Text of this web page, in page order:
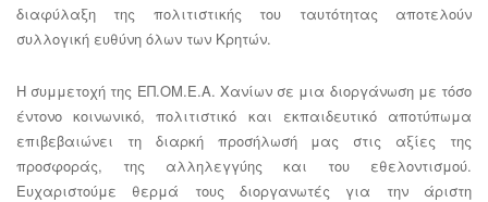
διαφύλαξη της πολιτιστικής του ταυτότητας αποτελούν
συλλογική ευθύνη όλων των Κρητών.
Η συμμετοχή της ΕΠ.ΟΜ.Ε.Α. Χανίων σε μια διοργάνωση με τόσο
έντονο κοινωνικό, πολιτιστικό και εκπαιδευτικό αποτύπωμα
επιβεβαιώνει τη διαρκή προσήλωσή μας στις αξίες της
προσφοράς, της αλληλεγγύης και του εθελοντισμού.
Ευχαριστούμε θερμά τους διοργανωτές για την άριστη